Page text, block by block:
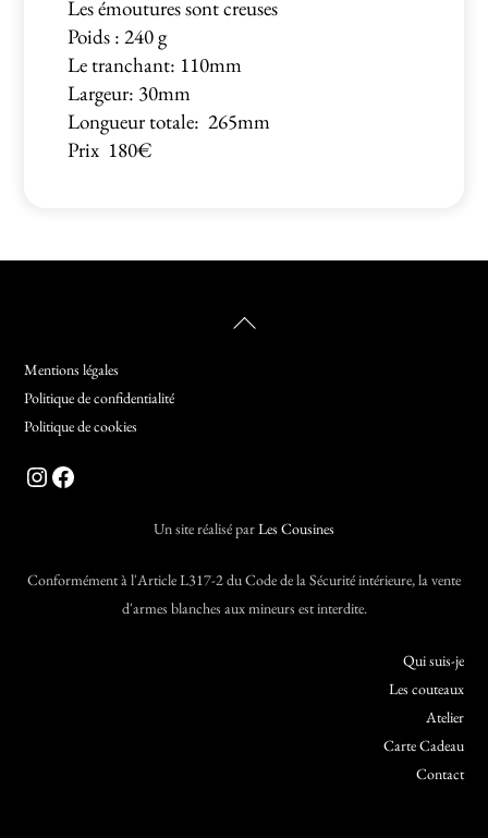
Les émoutures sont creuses
Poids : 240 g
Le tranchant: 110mm
Largeur: 30mm
Longueur totale: 265mm
Prix 180€
Back
Mentions légales
Politique de confidentialité
Politique de cookies
Instagram
Facebook
Un site réalisé parLes Cousines
Conformément à l'Article L317-2 du Code de la Sécurité intérieure, la vente
d'armes blanches aux mineurs est interdite.
Qui suis-je
Les couteaux
Atelier
Carte Cadeau
Contact